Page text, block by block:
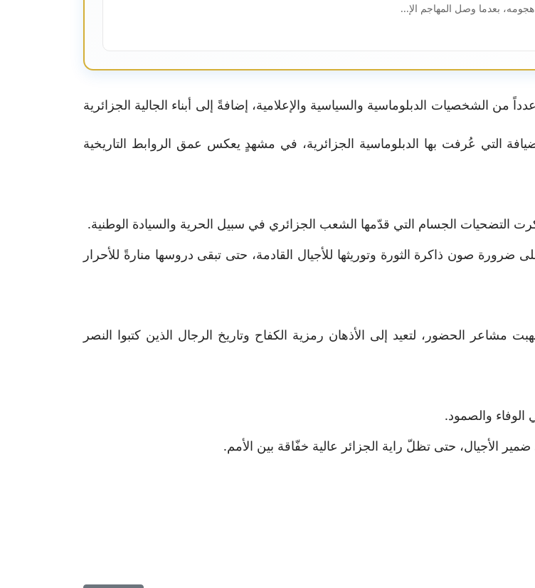
بعدما وصل المهاجم الإ...
من الشخصيات الدبلوماسية والسياسية والإعلامية، إضافةً إلى أبناء الجالية الجزائرية
التي عُرفت بها الدبلوماسية الجزائرية، في مشهدٍ يعكس عمق الروابط التاريخية
ضرورة صون ذاكرة الثورة وتوريثها للأجيال القادمة، حتى تبقى دروسها منارةً للأحرار
مشاعر الحضور، لتعيد إلى الأذهان رمزية الكفاح وتاريخ الرجال الذين كتبوا النصر
والصمود.
الأجيال، حتى تظلّ راية الجزائر عالية خفّاقة بين الأمم.